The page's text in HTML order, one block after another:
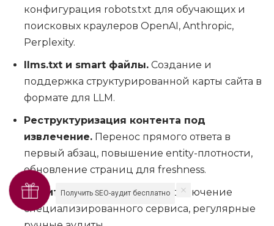
конфигурация robots.txt для обучающих и
поисковых краулеров OpenAI, Anthropic,
Perplexity.
llms.txt и smart файлы. Создание и
поддержка структурированной карты сайта в
формате для LLM.
Реструктуризация контента под
извлечение. Перенос прямого ответа в
первый абзац, повышение entity-плотности,
обновление страниц для freshness.
Мониторинг AI Visibility.Подключение
специализированного сервиса, регулярные
Получить SEO-аудит бесплатно